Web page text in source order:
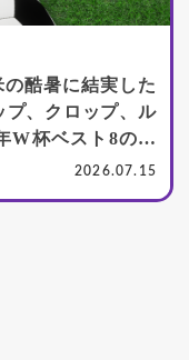
酷暑に結実した
、クロップ、ル
W杯ベスト8の深
2026.07.15